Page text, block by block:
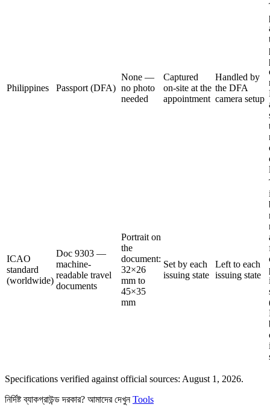
Philippines Passport (DFA)
None —
no photo
needed
Captured
on-site at the
appointment
Handled by
the DFA
camera setup
ICAO
standard
(worldwide)
Doc 9303 —
machine-
readable travel
documents
Portrait on
the
document:
32×26
mm to
45×35
mm
Set by each
issuing state
Left to each
issuing state
Specifications verified against official sources: August 1, 2026.
নির্দিষ্ট ব্যাকগ্রাউন্ড দরকার? আমাদের দেখুনTools